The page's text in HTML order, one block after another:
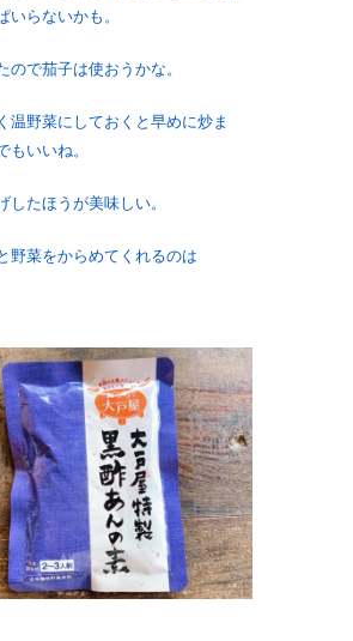
いらないかも。
ので茄子は使おうかな。
温野菜にしておくと早めに炒ま
もいいね。
したほうが美味しい。
野菜をからめてくれるのは